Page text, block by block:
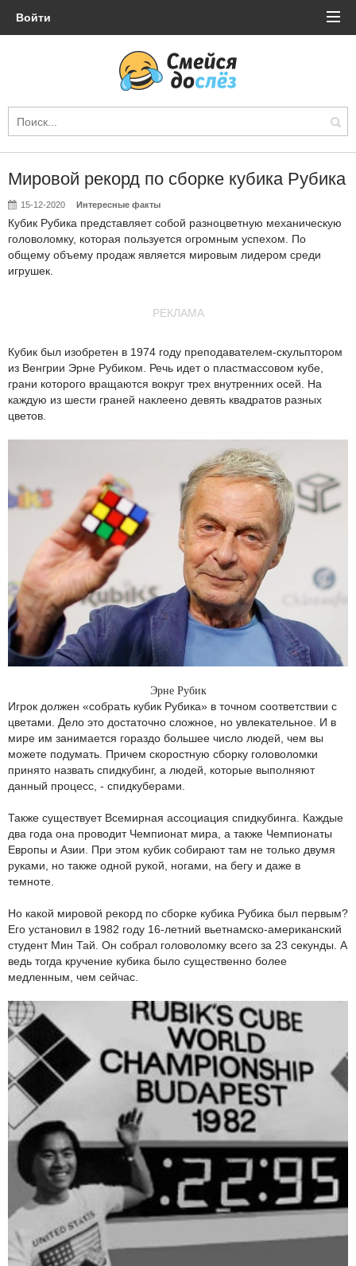
Войти
Мировой рекорд по сборке кубика Рубика
15-12-2020 Интересные факты
Кубик Рубика представляет собой разноцветную механическую
головоломку, которая пользуется огромным успехом. По
общему объему продаж является мировым лидером среди
игрушек.
РЕКЛАМА
Кубик был изобретен в 1974 году преподавателем-скульптором
из Венгрии Эрне Рубиком. Речь идет о пластмассовом кубе,
грани которого вращаются вокруг трех внутренних осей. На
каждую из шести граней наклеено девять квадратов разных
цветов.
Эрне Рубик
Игрок должен «собрать кубик Рубика» в точном соответствии с
цветами. Дело это достаточно сложное, но увлекательное. И в
мире им занимается гораздо большее число людей, чем вы
можете подумать. Причем скоростную сборку головоломки
принято назвать спидкубинг, а людей, которые выполняют
данный процесс, - спидкуберами.
Также существует Всемирная ассоциация спидкубинга. Каждые
два года она проводит Чемпионат мира, а также Чемпионаты
Европы и Азии. При этом кубик собирают там не только двумя
руками, но также одной рукой, ногами, на бегу и даже в
темноте.
Но какой мировой рекорд по сборке кубика Рубика был первым?
Его установил в 1982 году 16-летний вьетнамско-американский
студент Мин Тай. Он собрал головоломку всего за 23 секунды. А
ведь тогда кручение кубика было существенно более
медленным, чем сейчас.